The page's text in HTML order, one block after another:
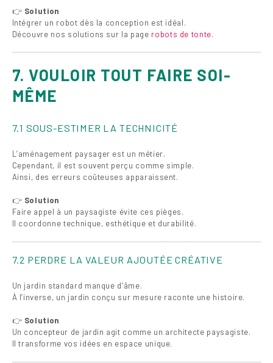
👉 Solution
Intégrer un robot dès la conception est idéal.
Découvre nos solutions sur la page robots de tonte.
7. VOULOIR TOUT FAIRE SOI-
MÊME
7.1 SOUS-ESTIMER LA TECHNICITÉ
L’aménagement paysager est un métier.
Cependant, il est souvent perçu comme simple.
Ainsi, des erreurs coûteuses apparaissent.
👉 Solution
Faire appel à un paysagiste évite ces pièges.
Il coordonne technique, esthétique et durabilité.
7.2 PERDRE LA VALEUR AJOUTÉE CRÉATIVE
Un jardin standard manque d’âme.
À l’inverse, un jardin conçu sur mesure raconte une histoire.
👉 Solution
Un concepteur de jardin agit comme un architecte paysagiste.
Il transforme vos idées en espace unique.